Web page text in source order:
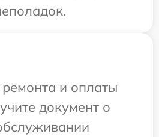
и оплаты
документ о